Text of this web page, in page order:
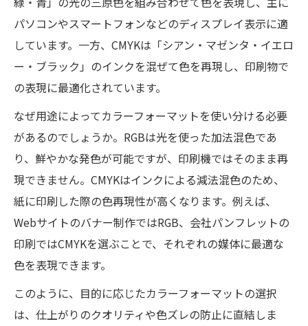
パソコンやスマートフォンなどのディスプレイ表示に適
しています。一方、CMYKは「シアン・マゼンタ・イエロ
ー・ブラック」のインクを混ぜて色を再現し、印刷物で
の表現に最適化されています。
なぜ用途によってカラーフォーマットを使い分ける必要
があるのでしょうか。RGBは光を使った加法混色であ
り、鮮やかな発色が可能ですが、印刷機ではそのまま再
現できません。CMYKはインクによる減法混色のため、
紙に印刷した際の色再現性が高くなります。例えば、
Webサイトのバナー制作ではRGB、会社パンフレットの
印刷ではCMYKを選ぶことで、それぞれの媒体に最適な
色を表現できます。
このように、目的に応じたカラーフォーマットの選択
は、仕上がりのクオリティや色ズレの防止に直結しま